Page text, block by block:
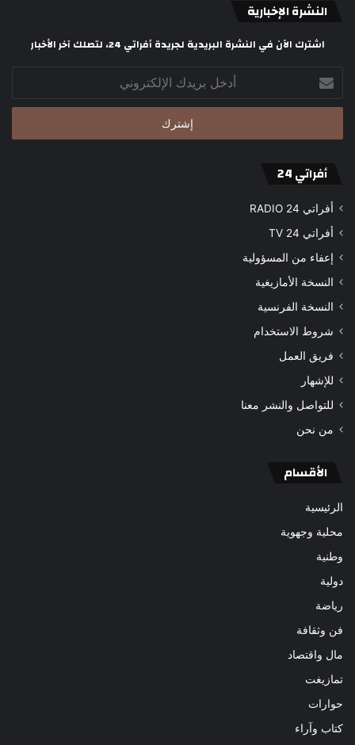
النشرة الإخبارية
اشترك الآن في النشرة البريدية لجريدة أفراتي 24، لتصلك آخر الأخبار
أدخل
بريدك
الإلكتروني
أفراتي 24
أفراتي 24 RADIO
أفراتي 24 TV
إعفاء من المسؤولية
النسخة الأمازيغية
النسخة الفرنسية
شروط الاستخدام
فريق العمل
للإشهار
للتواصل والنشر معنا
من نحن
الأقسام
الرئيسية
محلية وجهوية
وطنية
دولية
رياضة
فن وثقافة
مال واقتصاد
تمازيغت
حوارات
كتاب وآراء